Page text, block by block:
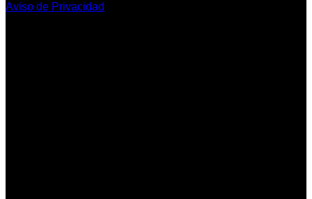
Aviso de Privacidad